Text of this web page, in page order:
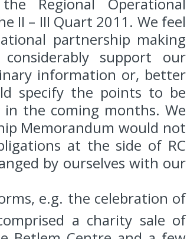
Regional Operational
II – III Quart 2011. We feel
partnership making
support our
information or, better
specify the points to be
the coming months. We
Memorandum would not
at the side of RC
by ourselves with our
e.g. the celebration of
a charity sale of